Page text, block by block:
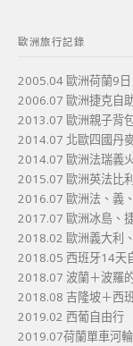
歐洲旅行記錄
2005.04 歐洲荷蘭9日
2006.07 歐洲捷克自
2013.07 歐洲親子背
2014.07 北歐四國丹
2014.07 歐洲法瑞義
2015.07 歐洲英法比
2016.07 歐洲法、義
2017.07 歐洲冰島、
2018.02 歐洲義大利
2018.05 西班牙14天
2018.07 波蘭＋波羅
2018.08 吉隆坡＋西
2019.02 西葡自由行
2019.07荷蘭單車河